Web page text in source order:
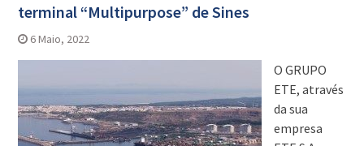
terminal “Multipurpose” de Sines
6 Maio, 2022
O GRUPO
ETE, através
da sua
empresa